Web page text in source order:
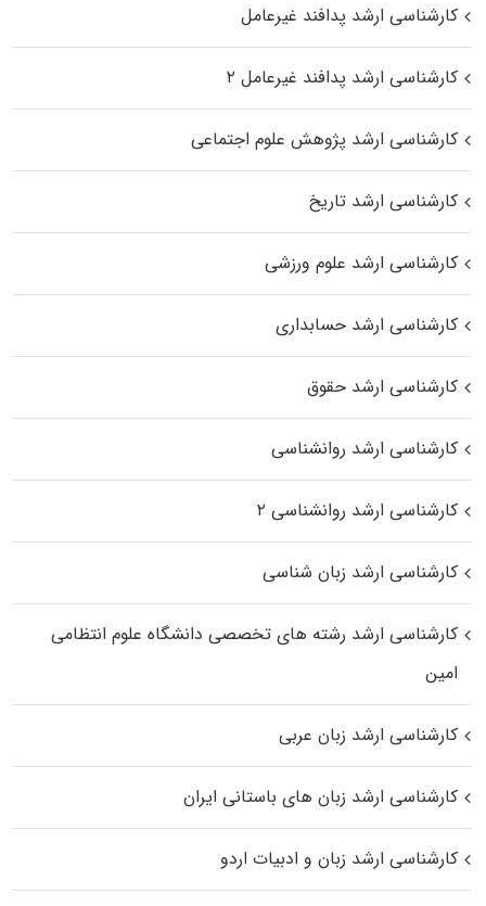
کارشناسی ارشد پدافند غیرعامل
کارشناسی ارشد پدافند غیرعامل ۲
کارشناسی ارشد پژوهش علوم اجتماعی
کارشناسی ارشد تاریخ
کارشناسی ارشد علوم ورزشی
کارشناسی ارشد حسابداری
کارشناسی ارشد حقوق
کارشناسی ارشد روانشناسی
کارشناسی ارشد روانشناسی ۲
کارشناسی ارشد زبان شناسی
کارشناسی ارشد رﺷﺘﻪ ﻫﺎی تخصصی داﻧﺸﮕﺎه ﻋﻠﻮم انتظامی
اﻣﻴﻦ
کارشناسی ارشد زبان عربی
کارشناسی ارشد زبان‌ های باستانی ایران
کارشناسی ارشد زبان و ادبیات اردو